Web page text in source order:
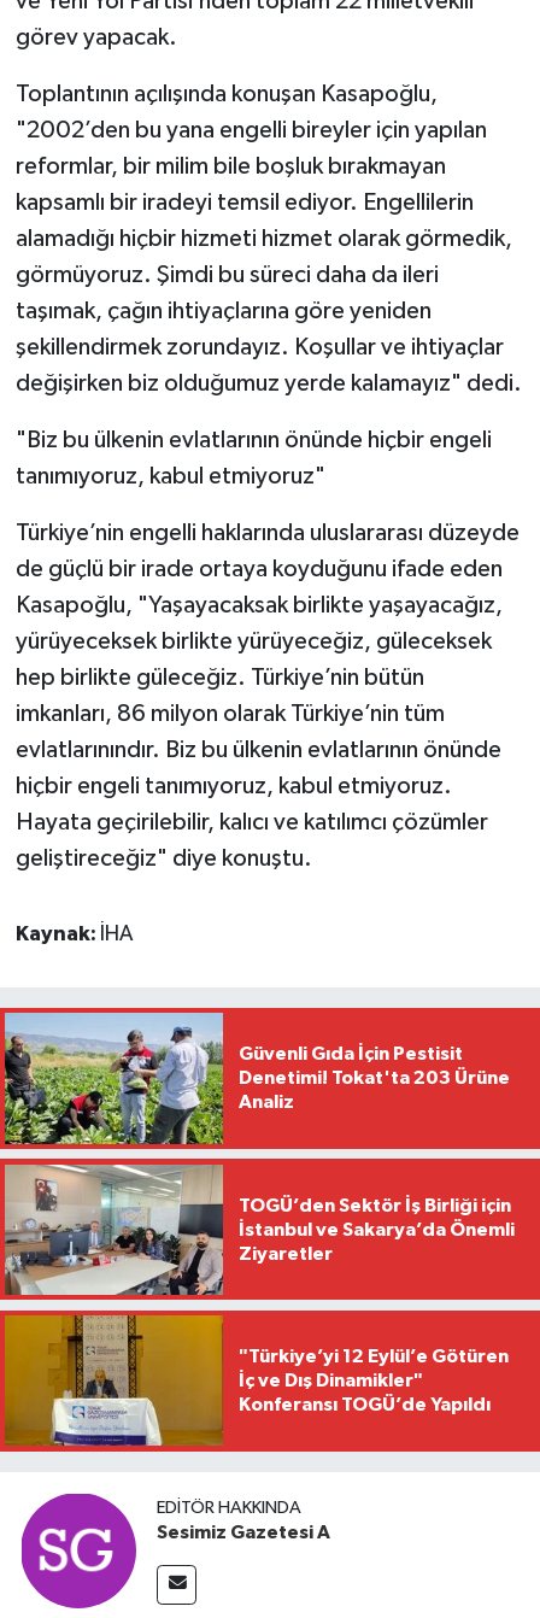
görev yapacak.
Toplantının açılışında konuşan Kasapoğlu,
"2002’den bu yana engelli bireyler için yapılan
reformlar, bir milim bile boşluk bırakmayan
kapsamlı bir iradeyi temsil ediyor. Engellilerin
alamadığı hiçbir hizmeti hizmet olarak görmedik,
görmüyoruz. Şimdi bu süreci daha da ileri
taşımak, çağın ihtiyaçlarına göre yeniden
şekillendirmek zorundayız. Koşullar ve ihtiyaçlar
değişirken biz olduğumuz yerde kalamayız" dedi.
"Biz bu ülkenin evlatlarının önünde hiçbir engeli
tanımıyoruz, kabul etmiyoruz"
Türkiye’nin engelli haklarında uluslararası düzeyde
de güçlü bir irade ortaya koyduğunu ifade eden
Kasapoğlu, "Yaşayacaksak birlikte yaşayacağız,
yürüyeceksek birlikte yürüyeceğiz, güleceksek
hep birlikte güleceğiz. Türkiye’nin bütün
imkanları, 86 milyon olarak Türkiye’nin tüm
evlatlarınındır. Biz bu ülkenin evlatlarının önünde
hiçbir engeli tanımıyoruz, kabul etmiyoruz.
Hayata geçirilebilir, kalıcı ve katılımcı çözümler
geliştireceğiz" diye konuştu.
Kaynak: İHA
Güvenli Gıda İçin Pestisit
Denetimi! Tokat'ta 203 Ürüne
Analiz
TOGÜ’den Sektör İş Birliği için
İstanbul ve Sakarya’da Önemli
Ziyaretler
"Türkiye’yi 12 Eylül’e Götüren
İç ve Dış Dinamikler"
Konferansı TOGÜ’de Yapıldı
EDITÖR HAKKINDA
Sesimiz Gazetesi A